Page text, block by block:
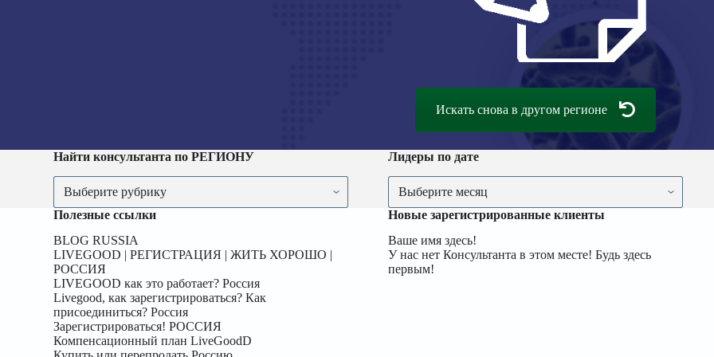
Искать снова в другом регионе
Найти консультанта по РЕГИОНУ
Найти
консультанта
по
РЕГИОНУ
Лидеры по дате
Лидеры
по
дате
Полезные ссылки
BLOG RUSSIA
LIVEGOOD | РЕГИСТРАЦИЯ | ЖИТЬ ХОРОШО |
РОССИЯ
LIVEGOOD как это работает? Россия
Livegood, как зарегистрироваться? Как
присоединиться? Россия
Зарегистрироваться! РОССИЯ
Компенсационный план LiveGoodD
Новые зарегистрированные клиенты
Ваше имя здесь!
У нас нет Консультанта в этом месте! Будь здесь
первым!